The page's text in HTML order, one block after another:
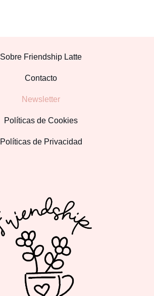
Sobre Friendship Latte
Contacto
Newsletter
Políticas de Cookies
Políticas de Privacidad